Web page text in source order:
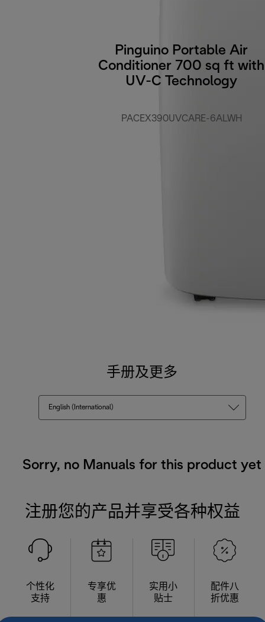
Pinguino Portable Air
Conditioner 700 sq ft with
UV-C Technology
PACEX390UVCARE-6ALWH
手册及更多
English (International)
Sorry, no Manuals for this product yet
注册您的产品并享受各种权益
个性化
支持
专享优
惠
实用小
贴士
配件八
折优惠